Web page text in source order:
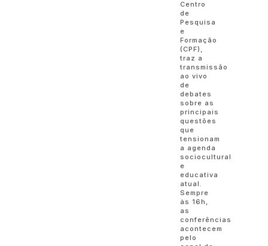
Centro
de
Pesquisa
e
Formação
(CPF),
traz a
transmissão
ao vivo
de
debates
sobre as
principais
questões
que
tensionam
a agenda
sociocultural
e
educativa
atual.
Sempre
às 16h,
as
conferências
acontecem
pelo